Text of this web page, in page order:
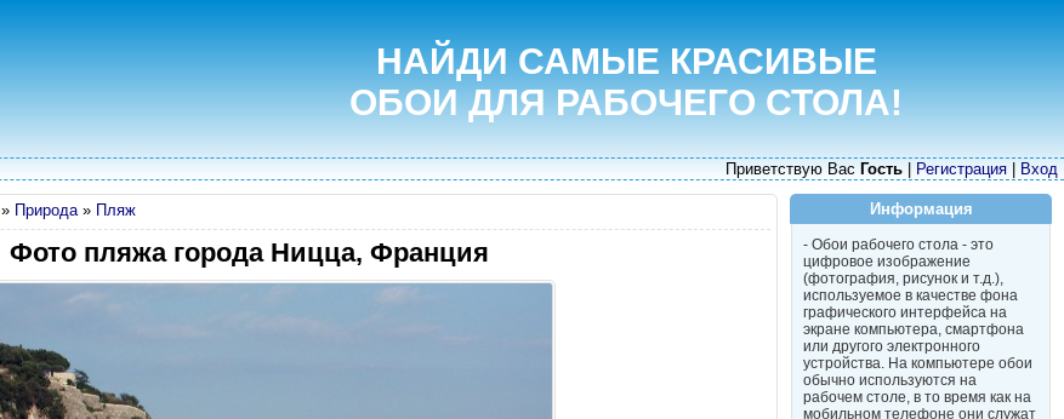
НАЙДИ САМЫЕ КРАСИВЫЕ
ОБОИ ДЛЯ РАБОЧЕГО СТОЛА!
Приветствую Вас Гость Регистрация Вход
» Природа» Пляж
Фото пляжа города Ницца, Франция
Информация
- Обои рабочего стола - это
цифровое изображение
(фотография, рисунок и т.д.),
используемое в качестве фона
графического интерфейса на
экране компьютера, смартфона
или другого электронного
устройства. На компьютере обои
обычно используются на
рабочем столе, в то время как на
мобильном телефоне они служат